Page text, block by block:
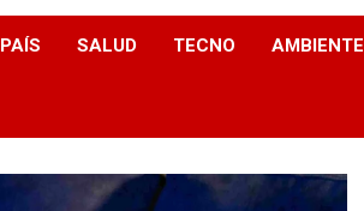
PAÍS SALUD TECNO AMBIENTE